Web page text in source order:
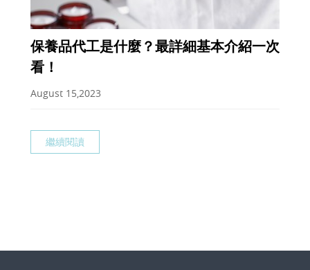
保養品代工是什麼？最詳細基本介紹一次
看！
August 15,2023
繼續閱讀